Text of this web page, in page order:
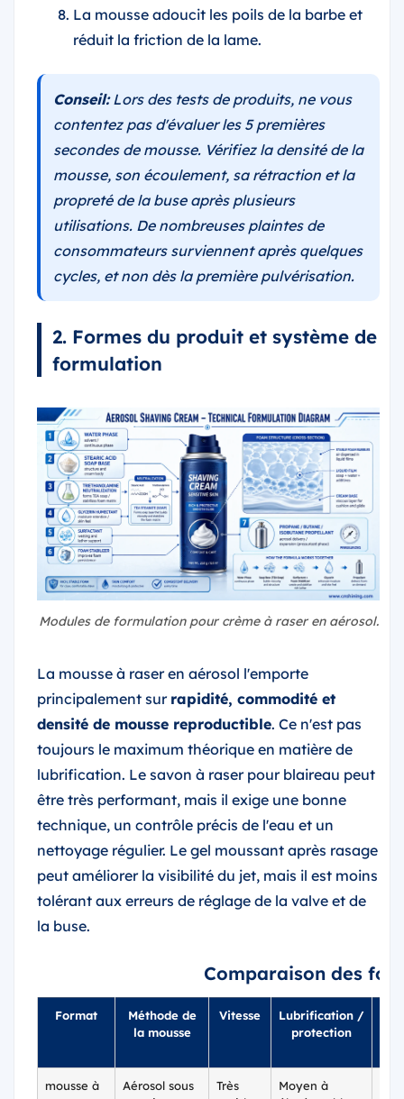
La mousse adoucit les poils de la barbe et
réduit la friction de la lame.
Conseil:Lors des tests de produits, ne vous
contentez pas d'évaluer les 5 premières
secondes de mousse. Vérifiez la densité de la
mousse, son écoulement, sa rétraction et la
propreté de la buse après plusieurs
utilisations. De nombreuses plaintes de
consommateurs surviennent après quelques
cycles, et non dès la première pulvérisation.
2. Formes du produit et système de
formulation
Modules de formulation pour crème à raser en aérosol.
La mousse à raser en aérosol l'emporte
principalement sur rapidité, commodité et
densité de mousse reproductible. Ce n'est pas
toujours le maximum théorique en matière de
lubrification. Le savon à raser pour blaireau peut
être très performant, mais il exige une bonne
technique, un contrôle précis de l'eau et un
nettoyage régulier. Le gel moussant après rasage
peut améliorer la visibilité du jet, mais il est moins
tolérant aux erreurs de réglage de la valve et de
la buse.
Comparaison des
Format
Méthode de
la mousse
Vitesse
Lubrification /
protection
mousse à
Aérosol sous
Très
Moyen à